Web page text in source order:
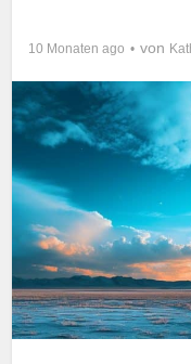
10 Monaten ago von